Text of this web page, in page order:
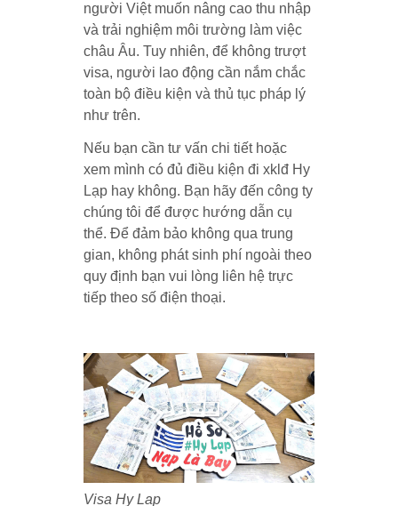
người Việt muốn nâng cao thu nhập
và trải nghiệm môi trường làm việc
châu Âu. Tuy nhiên, để không trượt
visa, người lao động cần nắm chắc
toàn bộ điều kiện và thủ tục pháp lý
như trên.
Nếu bạn cần tư vấn chi tiết hoặc
xem mình có đủ điều kiện đi xklđ Hy
Lạp hay không. Bạn hãy đến công ty
chúng tôi để được hướng dẫn cụ
thể. Để đảm bảo không qua trung
gian, không phát sinh phí ngoài theo
quy định bạn vui lòng liên hệ trực
tiếp theo số điện thoại.
Visa Hy Lap